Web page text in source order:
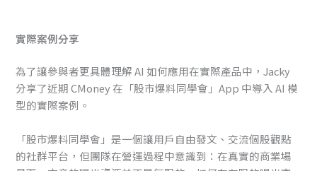
實際案例分享
為了讓參與者更具體理解 AI 如何應用在實際產品中，Jacky
分享了近期 CMoney 在「股市爆料同學會」App 中導入 AI 模
型的實際案例。
「股市爆料同學會」是一個讓用戶自由發文、交流個股觀點
的社群平台，但團隊在營運過程中意識到：在真實的商業場